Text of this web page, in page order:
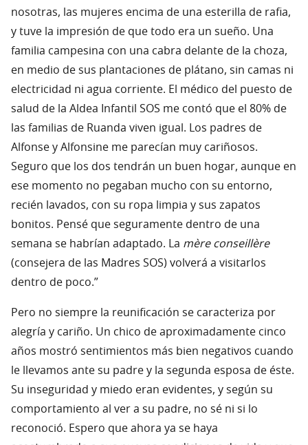
nosotras, las mujeres encima de una esterilla de rafia,
y tuve la impresión de que todo era un sueño. Una
familia campesina con una cabra delante de la choza,
en medio de sus plantaciones de plátano, sin camas ni
electricidad ni agua corriente. El médico del puesto de
salud de la Aldea Infantil SOS me contó que el 80% de
las familias de Ruanda viven igual. Los padres de
Alfonse y Alfonsine me parecían muy cariñosos.
Seguro que los dos tendrán un buen hogar, aunque en
ese momento no pegaban mucho con su entorno,
recién lavados, con su ropa limpia y sus zapatos
bonitos. Pensé que seguramente dentro de una
semana se habrían adaptado. La mère conseillère
(consejera de las Madres SOS) volverá a visitarlos
dentro de poco.”
Pero no siempre la reunificación se caracteriza por
alegría y cariño. Un chico de aproximadamente cinco
años mostró sentimientos más bien negativos cuando
le llevamos ante su padre y la segunda esposa de éste.
Su inseguridad y miedo eran evidentes, y según su
comportamiento al ver a su padre, no sé ni si lo
reconoció. Espero que ahora ya se haya